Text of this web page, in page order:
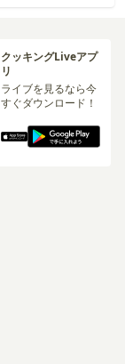
クッキングLiveアプ
リ
ライブを見るなら今
すぐダウンロード！